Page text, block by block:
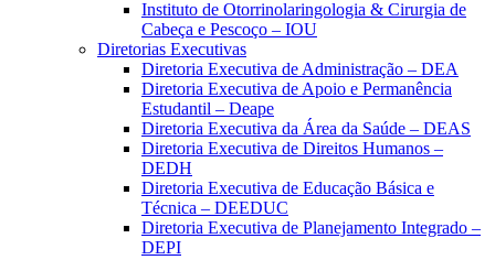
Instituto de Otorrinolaringologia & Cirurgia de
Cabeça e Pescoço – IOU
Diretorias Executivas
Diretoria Executiva de Administração – DEA
Diretoria Executiva de Apoio e Permanência
Estudantil – Deape
Diretoria Executiva da Área da Saúde – DEAS
Diretoria Executiva de Direitos Humanos –
DEDH
Diretoria Executiva de Educação Básica e
Técnica – DEEDUC
Diretoria Executiva de Planejamento Integrado –
DEPI